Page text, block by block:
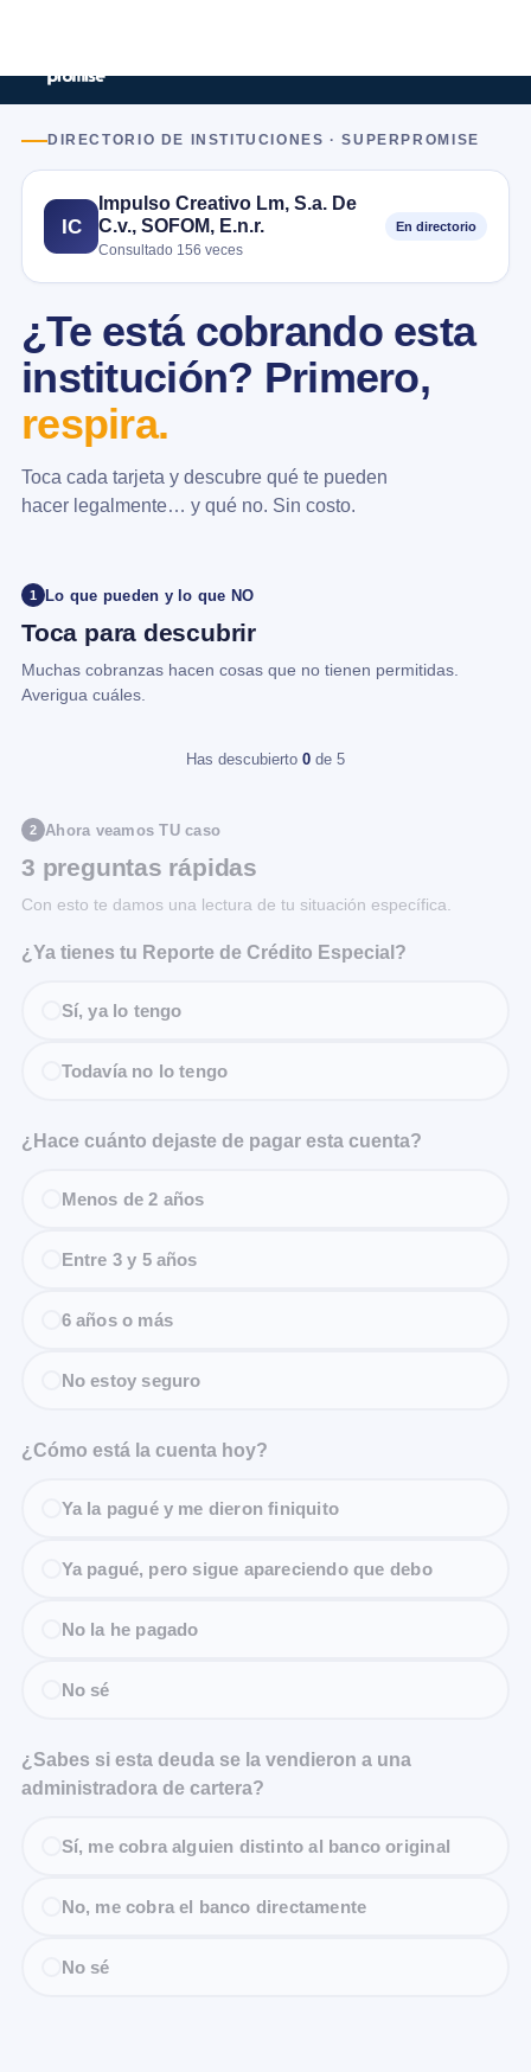
DIRECTORIO DE INSTITUCIONES · SUPERPROMISE
IC
Impulso Creativo Lm, S.a. De
C.v., SOFOM, E.n.r.
Consultado 156 veces
En directorio
¿Te está cobrando esta
institución? Primero,
respira.
Toca cada tarjeta y descubre qué te pueden
hacer legalmente… y qué no. Sin costo.
1 Lo que pueden y lo que NO
Toca para descubrir
Muchas cobranzas hacen cosas que no tienen permitidas.
Averigua cuáles.
Has descubierto 0 de 5
2 Ahora veamos TU caso
3 preguntas rápidas
Con esto te damos una lectura de tu situación específica.
¿Ya tienes tu Reporte de Crédito Especial?
Sí, ya lo tengo
Todavía no lo tengo
¿Hace cuánto dejaste de pagar esta cuenta?
Menos de 2 años
Entre 3 y 5 años
6 años o más
No estoy seguro
¿Cómo está la cuenta hoy?
Ya la pagué y me dieron finiquito
Ya pagué, pero sigue apareciendo que debo
No la he pagado
No sé
¿Sabes si esta deuda se la vendieron a una
administradora de cartera?
Sí, me cobra alguien distinto al banco original
No, me cobra el banco directamente
No sé